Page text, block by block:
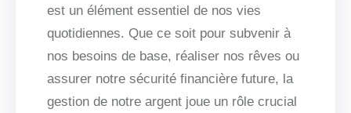
est un élément essentiel de nos vies
quotidiennes. Que ce soit pour subvenir à
nos besoins de base, réaliser nos rêves ou
assurer notre sécurité financière future, la
gestion de notre argent joue un rôle crucial